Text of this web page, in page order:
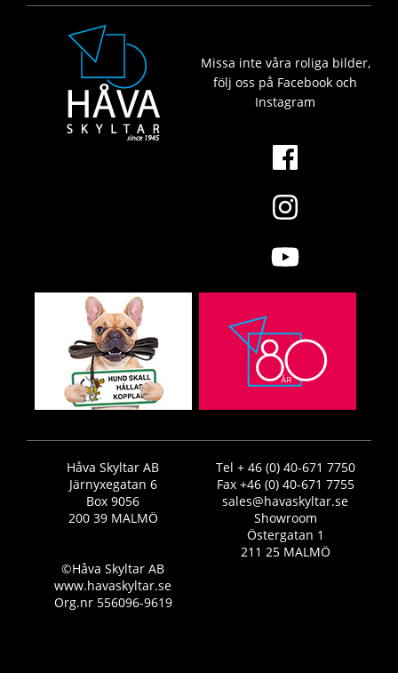
Missa inte våra roliga bilder,
följ oss på Facebook och
Instagram
Håva Skyltar AB
Järnyxegatan 6
Box 9056
200 39 MALMÖ
Tel + 46 (0) 40-671 7750
Fax +46 (0) 40-671 7755
sales@havaskyltar.se
Showroom
Östergatan 1
211 25 MALMÖ
©Håva Skyltar AB
www.havaskyltar.se
Org.nr 556096-9619